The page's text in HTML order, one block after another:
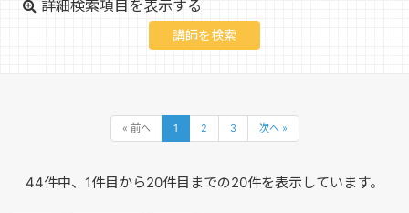
詳細検索項目を表示する
« 前へ 1 2 3 次へ »
44件中、1件目から20件目までの20件を表示しています。